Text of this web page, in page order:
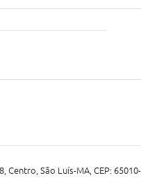
Centro, São Luís-MA, CEP: